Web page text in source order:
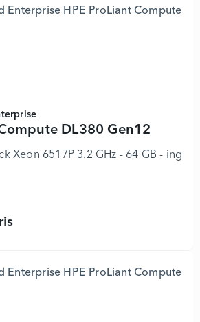
DL380 Gen12
Xeon 6517P 3.2 GHz - 64 GB - ingen
HPE ProLiant Compute DL380